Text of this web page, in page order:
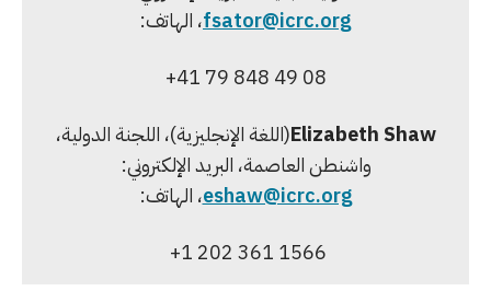
fsator@icrc.org، الهاتف:
+41 79 848 49 08
Elizabeth Shaw(اللغة الإنجليزية)، اللجنة الدولية،
واشنطن العاصمة، البريد الإلكتروني:
eshaw@icrc.org، الهاتف:
+1 202 361 1566